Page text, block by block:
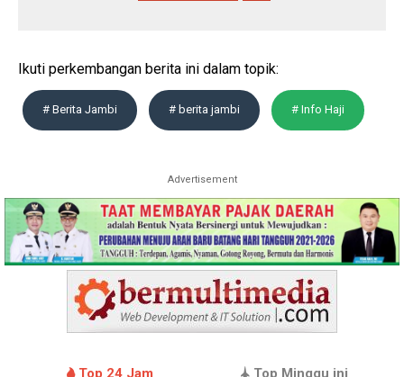
Ikuti perkembangan berita ini dalam topik:
# Berita Jambi # berita jambi # Info Haji
Advertisement
Top 24 Jam Top Minggu ini